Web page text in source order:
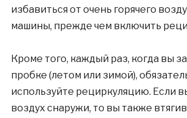
избавиться от очень горячего
машины, прежде чем включить
Кроме того, каждый раз, когда вы
пробке (летом или зимой),
используйте рециркуляцию. Если
воздух снаружи, то вы также